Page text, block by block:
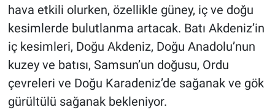
hava etkili olurken, özellikle güney, iç ve doğu
kesimlerde bulutlanma artacak. Batı Akdeniz’in
iç kesimleri, Doğu Akdeniz, Doğu Anadolu’nun
kuzey ve batısı, Samsun’un doğusu, Ordu
çevreleri ve Doğu Karadeniz’de sağanak ve gök
gürültülü sağanak bekleniyor.